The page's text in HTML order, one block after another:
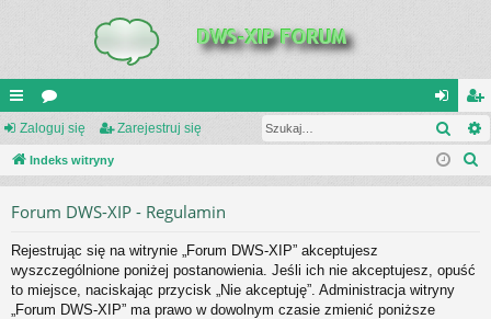
UI
C
IN
K
or
a
al
og
ar
ej
Zaloguj się Zarejestruj się
Indeks witryny
Forum DWS-XIP - Regulamin
Rejestrując się na witrynie „Forum DWS-XIP” akceptujesz
wyszczególnione poniżej postanowienia. Jeśli ich nie akceptujesz, opuść
to miejsce, naciskając przycisk „Nie akceptuję”. Administracja witryny
„Forum DWS-XIP” ma prawo w dowolnym czasie zmienić poniższe